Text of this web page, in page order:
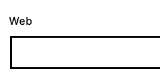
Web